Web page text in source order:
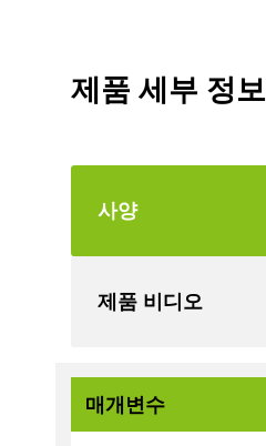
제품 세부 정보
사양
제품 비디오
매개변수